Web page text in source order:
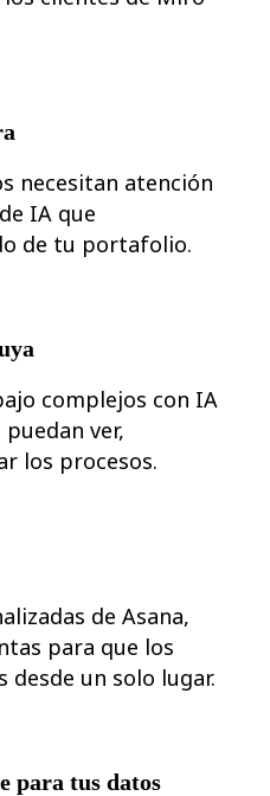
necesitan atención
IA que
de tu portafolio.
complejos con IA
ver,
los procesos.
de Asana,
para que los
desde un solo lugar.
para tus datos